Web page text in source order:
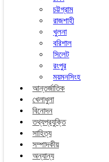
চট্টগ্রাম
রাজশাহী
খুলনা
বরিশাল
সিলেট
রংপুর
ময়মনসিংহ
আন্তর্জাতিক
খেলাধুলা
বিনোদন
তথ্যপ্রযুক্তি
সাহিত্য
সম্পাদকীয়
অন্যান্য